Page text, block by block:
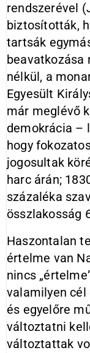
rendszerével
biztosították,
tartsák
beavatkozása
nélkül, a
Egyesült
már meglévő
demokrácia –
hogy
jogosultak
harc árán;
százaléka
összlakosság
Haszontalan
értelme van
nincs
valamilyen cél
és egy­elő­re
változtatni
változtattak